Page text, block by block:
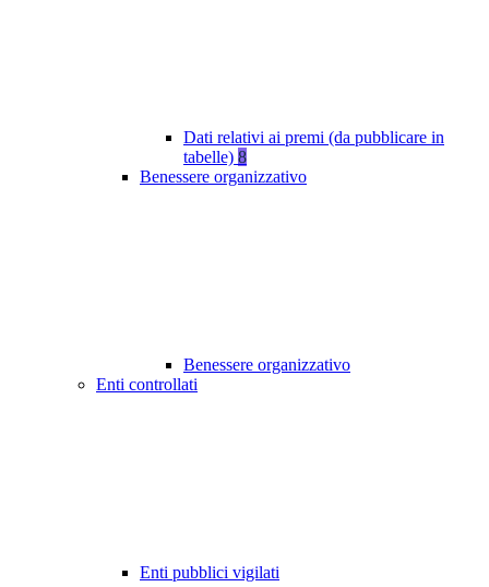
Dati relativi ai premi (da pubblicare in
tabelle) 8
Benessere organizzativo
Benessere organizzativo
Enti controllati
Enti pubblici vigilati